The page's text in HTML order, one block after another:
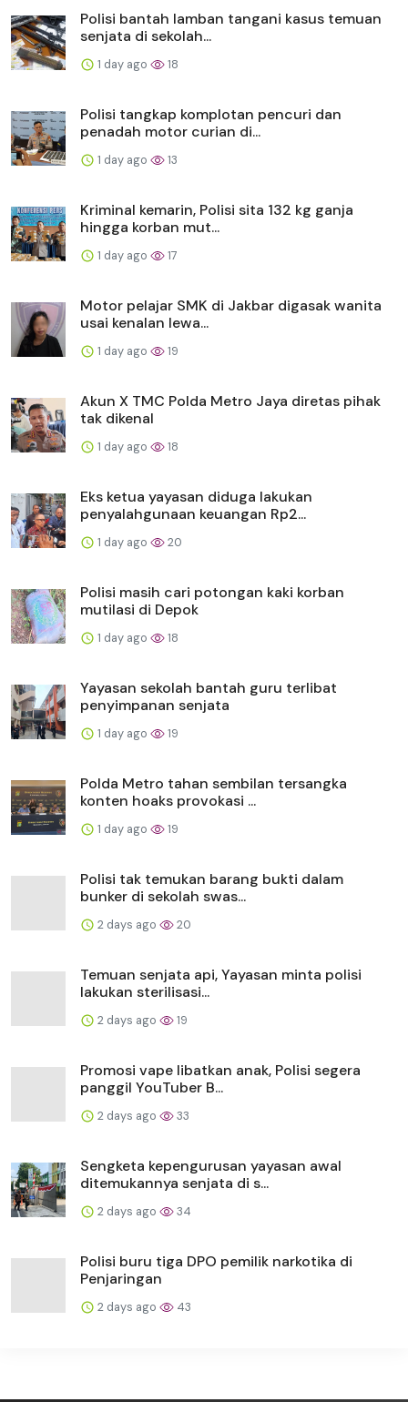
Polisi bantah lamban tangani kasus temuan
senjata di sekolah...
1 day ago 18
Polisi tangkap komplotan pencuri dan
penadah motor curian di...
1 day ago 13
Kriminal kemarin, Polisi sita 132 kg ganja
hingga korban mut...
1 day ago 17
Motor pelajar SMK di Jakbar digasak wanita
usai kenalan lewa...
1 day ago 19
Akun X TMC Polda Metro Jaya diretas pihak
tak dikenal
1 day ago 18
Eks ketua yayasan diduga lakukan
penyalahgunaan keuangan Rp2...
1 day ago 20
Polisi masih cari potongan kaki korban
mutilasi di Depok
1 day ago 18
Yayasan sekolah bantah guru terlibat
penyimpanan senjata
1 day ago 19
Polda Metro tahan sembilan tersangka
konten hoaks provokasi ...
1 day ago 19
Polisi tak temukan barang bukti dalam
bunker di sekolah swas...
2 days ago 20
Temuan senjata api, Yayasan minta polisi
lakukan sterilisasi...
2 days ago 19
Promosi vape libatkan anak, Polisi segera
panggil YouTuber B...
2 days ago 33
Sengketa kepengurusan yayasan awal
ditemukannya senjata di s...
2 days ago 34
Polisi buru tiga DPO pemilik narkotika di
Penjaringan
2 days ago 43